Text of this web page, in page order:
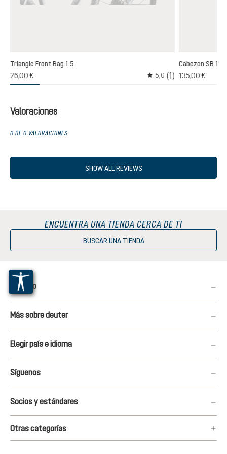
Triangle Front Bag 1.5
26,00 €
Calificación promedio
5,0 (1)
Cabezon SB 16
135,00 €
Valoraciones
0 DE 0 VALORACIONES
SHOW ALL REVIEWS
ENCUENTRA UNA TIENDA CERCA DE TI
BUSCAR UNA TIENDA
Servicio
Más sobre deuter
Elegir país e idioma
Síguenos
Socios y estándares
Otras categorías